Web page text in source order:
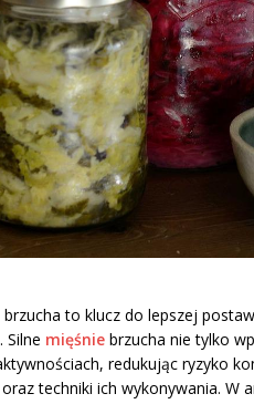
to klucz do lepszej
Silne mięśnie brzucha nie tylko
redukując ryzyko
techniki ich wykonywania.